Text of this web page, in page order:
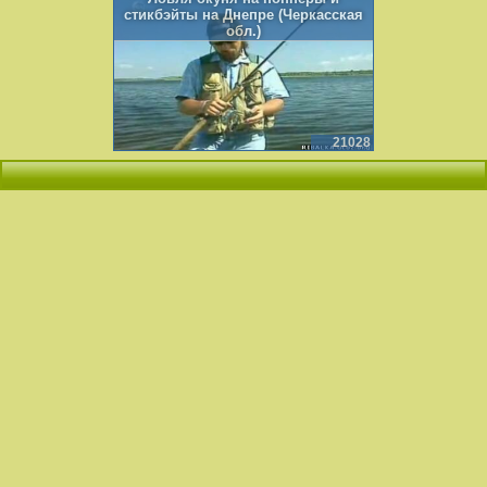
стикбэйты на Днепре (Черкасская
обл.)
21028